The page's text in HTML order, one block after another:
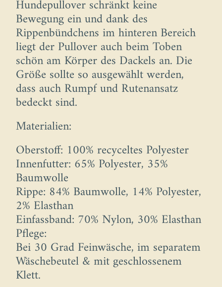
Hundepullover schränkt keine
Bewegung ein und dank des
Rippenbündchens im hinteren Bereich
liegt der Pullover auch beim Toben
schön am Körper des Dackels an. Die
Größe sollte so ausgewählt werden,
dass auch Rumpf und Rutenansatz
bedeckt sind.
Materialien:
Oberstoff: 100% recyceltes Polyester
Innenfutter: 65% Polyester, 35%
Baumwolle
Rippe: 84% Baumwolle, 14% Polyester,
2% Elasthan
Einfassband: 70% Nylon, 30% Elasthan
Pflege:
Bei 30 Grad Feinwäsche, im separatem
Wäschebeutel & mit geschlossenem
Klett.